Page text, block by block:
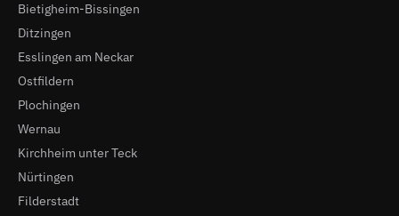
Bietigheim-Bissingen
Ditzingen
Esslingen am Neckar
Ostfildern
Plochingen
Wernau
Kirchheim unter Teck
Nürtingen
Filderstadt